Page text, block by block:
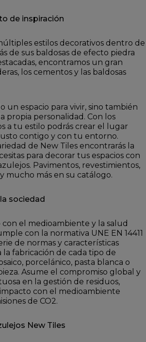
de inspiración
estilos decorativos dentro de
de sus baldosas de efecto piedra
encontramos un gran
los cementos y las baldosas
un espacio para vivir, sino también
propia personalidad. Con los
a tu estilo podrás crear el lugar
contigo y con tu entorno.
de New Tiles encontrarás la
para decorar tus espacios con
Pavimentos, revestimientos,
mucho más en su catálogo.
sociedad
con el medioambiente y la salud
con la normativa UNE EN 14411
de normas y características
la fabricación de cada tipo de
porcelánico, pasta blanca o
Asume el compromiso global y
en la gestión de residuos,
con el medioambiente
de CO2.
New Tiles